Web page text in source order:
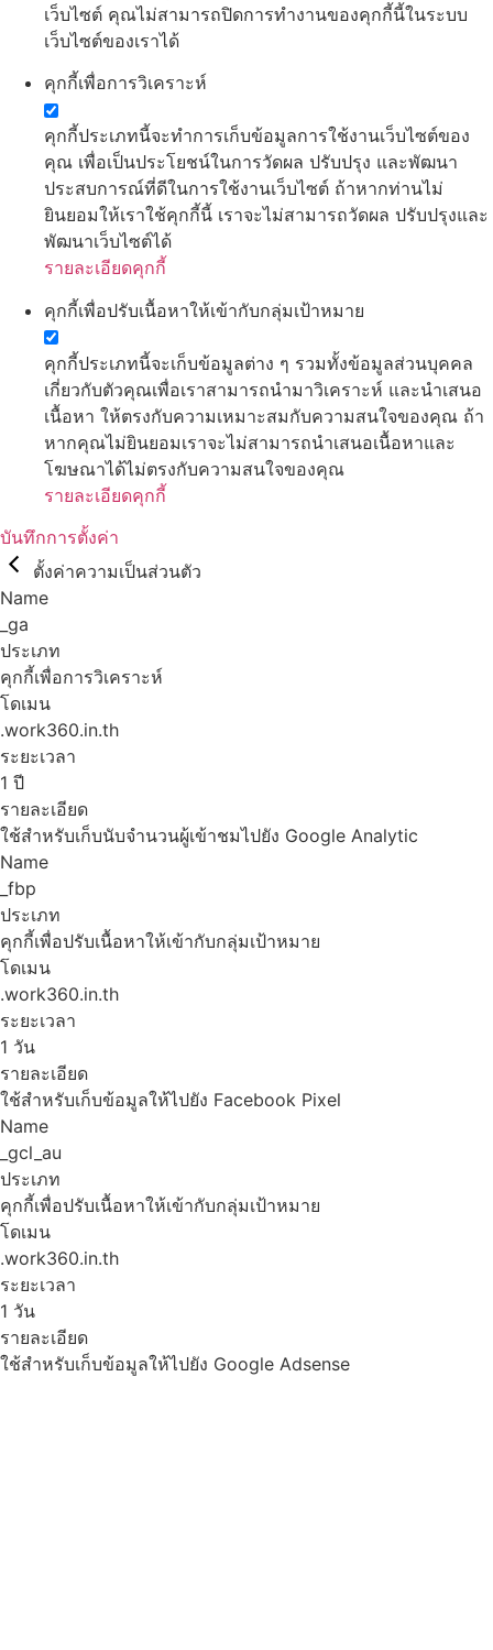
เว็บไซต์ คุณไม่สามารถปิดการทำงานของคุกกี้นี้ในระบบ
เว็บไซต์ของเราได้
คุกกี้เพื่อการวิเคราะห์
คุกกี้ประเภทนี้จะทำการเก็บข้อมูลการใช้งานเว็บไซต์ของ
คุณ เพื่อเป็นประโยชน์ในการวัดผล ปรับปรุง และพัฒนา
ประสบการณ์ที่ดีในการใช้งานเว็บไซต์ ถ้าหากท่านไม่
ยินยอมให้เราใช้คุกกี้นี้ เราจะไม่สามารถวัดผล ปรับปรุงและ
พัฒนาเว็บไซต์ได้
รายละเอียดคุกกี้
คุกกี้เพื่อปรับเนื้อหาให้เข้ากับกลุ่มเป้าหมาย
คุกกี้ประเภทนี้จะเก็บข้อมูลต่าง ๆ รวมทั้งข้อมูลส่วนบุคคล
เกี่ยวกับตัวคุณเพื่อเราสามารถนำมาวิเคราะห์ และนำเสนอ
เนื้อหา ให้ตรงกับความเหมาะสมกับความสนใจของคุณ ถ้า
หากคุณไม่ยินยอมเราจะไม่สามารถนำเสนอเนื้อหาและ
โฆษณาได้ไม่ตรงกับความสนใจของคุณ
รายละเอียดคุกกี้
บันทึกการตั้งค่า
ตั้งค่าความเป็นส่วนตัว
Name
_ga
ประเภท
คุกกี้เพื่อการวิเคราะห์
โดเมน
.work360.in.th
ระยะเวลา
1 ปี
รายละเอียด
ใช้สำหรับเก็บนับจำนวนผู้เข้าชมไปยัง Google Analytic
Name
_fbp
ประเภท
คุกกี้เพื่อปรับเนื้อหาให้เข้ากับกลุ่มเป้าหมาย
โดเมน
.work360.in.th
ระยะเวลา
1 วัน
รายละเอียด
ใช้สำหรับเก็บข้อมูลให้ไปยัง Facebook Pixel
Name
_gcl_au
ประเภท
คุกกี้เพื่อปรับเนื้อหาให้เข้ากับกลุ่มเป้าหมาย
โดเมน
.work360.in.th
ระยะเวลา
1 วัน
รายละเอียด
ใช้สำหรับเก็บข้อมูลให้ไปยัง Google Adsense